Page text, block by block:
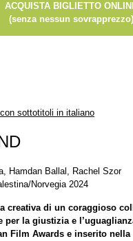
ACQUISTA BIGLIETTO
(senza nessun sovrapprezzo)
sottotitoli in italiano
Hamdan Ballal, Rachel Szor
Norvegia 2024
creativa di un coraggioso
la giustizia e
Film Awards e inserito